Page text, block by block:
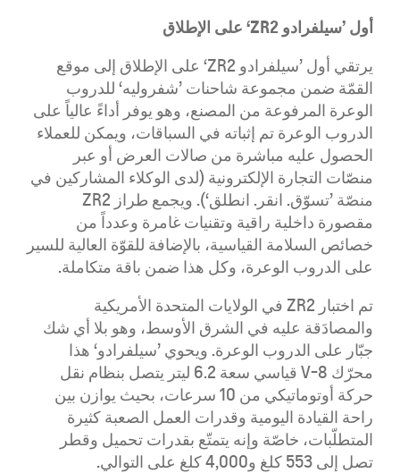
أول ’سيلفرادو ZR2‘ على الإطلاق
يرتقي أول ’سيلفرادو ZR2‘ على الإطلاق إلى موقع
القمّة ضمن مجموعة شاحنات ’شفروليه‘ للدروب
الوعرة المرفوعة من المصنع، وهو يوفر أداءً عالياً على
الدروب الوعرة تم إثباته في السباقات، ويمكن للعملاء
الحصول عليه مباشرة من صالات العرض أو عبر
منصّات التجارة الإلكترونية (لدى الوكلاء المشاركين في
منصّة ’تسوّق. انقر. انطلق‘). ويجمع طراز ZR2
مقصورة داخلية راقية وتقنيات غامرة وعدداً من
خصائص السلامة القياسية، بالإضافة للقوّة العالية للسير
على الدروب الوعرة، وكل هذا ضمن باقة متكاملة.
تم اختبار ZR2 في الولايات المتحدة الأمريكية
والمصادَقة عليه في الشرق الأوسط، وهو بلا أي شك
جبّار على الدروب الوعرة. ويحوي ’سيلفرادو‘ هذا
محرّك V-8 قياسي سعة 6.2 ليتر يتصل بنظام نقل
حركة أوتوماتيكي من 10 سرعات، بحيث يوازن بين
راحة القيادة اليومية وقدرات العمل الصعبة كثيرة
المتطلّبات، خاصّة وإنه يتمتّع بقدرات تحميل وقطر
تصل إلى 553 كلغ و4,000 كلغ على التوالي.